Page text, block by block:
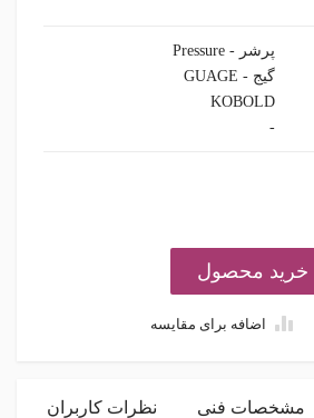
پرشر - Pressure
گیج - GUAGE
KOBOLD
-
خرید محصول
اضافه برای مقایسه
مشخصات فنی نظرات کاربران